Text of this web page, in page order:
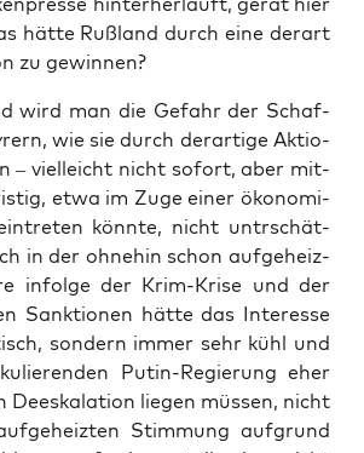
hät­te Ruß­land durch eine der­art
zu gewinnen?
wird man die Gefahr der Schaf­
wie sie durch der­ar­ti­ge Aktio­
– viel­leicht nicht sofort, aber mit­
etwa im Zuge einer öko­no­mi­
könn­te, nicht untrschät­
in der ohne­hin schon auf­ge­heiz­
infol­ge der Krim-Kri­se und der
Sank­tio­nen hät­te das Inter­es­se
son­dern immer sehr kühl und
Putin-Regie­rung eher
Dees­ka­la­ti­on lie­gen müs­sen, nicht
Stim­mung auf­grund